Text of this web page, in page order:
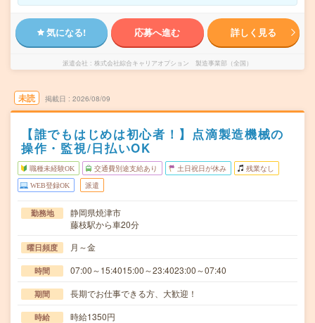
気になる! 応募へ進む 詳しく見る
派遣会社 株式会社綜合キャリアオプション 製造事業部（全国）
未読 掲載日 2026/08/09
【誰でもはじめは初心者！】点滴製造機械の
操作・監視/日払いOK
職種未経験OK 交通費別途支給あり 土日祝日が休み 残業なし
WEB登録OK 派遣
勤務地
静岡県焼津市
藤枝駅から車20分
曜日頻度 月～金
時間 07:00～15:4015:00～23:4023:00～07:40
期間 長期でお仕事できる方、大歓迎！
時給 時給1350円